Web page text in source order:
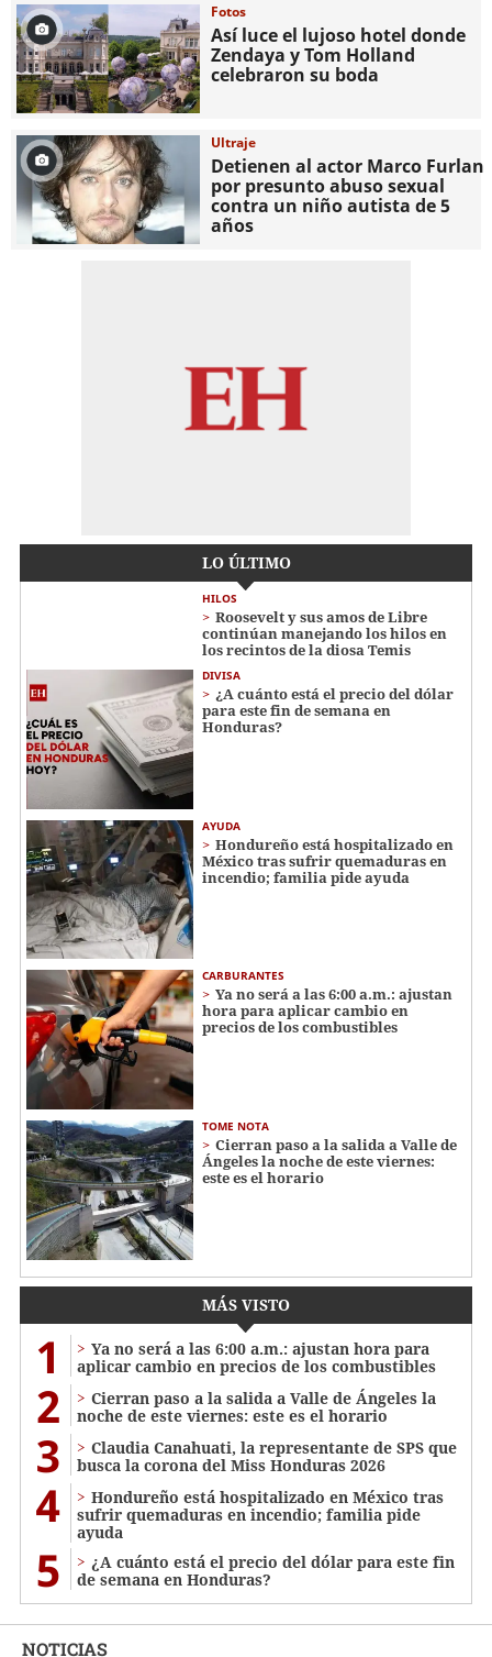
Fotos
Así luce el lujoso hotel donde
Zendaya y Tom Holland
celebraron su boda
Ultraje
Detienen al actor Marco Furlan
por presunto abuso sexual
contra un niño autista de 5
años
LO ÚLTIMO
HILOS
Roosevelt y sus amos de Libre
continúan manejando los hilos en
los recintos de la diosa Temis
DIVISA
¿A cuánto está el precio del dólar
para este fin de semana en
Honduras?
AYUDA
Hondureño está hospitalizado en
México tras sufrir quemaduras en
incendio; familia pide ayuda
CARBURANTES
Ya no será a las 6:00 a.m.: ajustan
hora para aplicar cambio en
precios de los combustibles
TOME NOTA
Cierran paso a la salida a Valle de
Ángeles la noche de este viernes:
este es el horario
MÁS VISTO
1
Ya no será a las 6:00 a.m.: ajustan hora para
aplicar cambio en precios de los combustibles
2
Cierran paso a la salida a Valle de Ángeles la
noche de este viernes: este es el horario
3
Claudia Canahuati, la representante de SPS que
busca la corona del Miss Honduras 2026
4
Hondureño está hospitalizado en México tras
sufrir quemaduras en incendio; familia pide
ayuda
5
¿A cuánto está el precio del dólar para este fin
de semana en Honduras?
NOTICIAS